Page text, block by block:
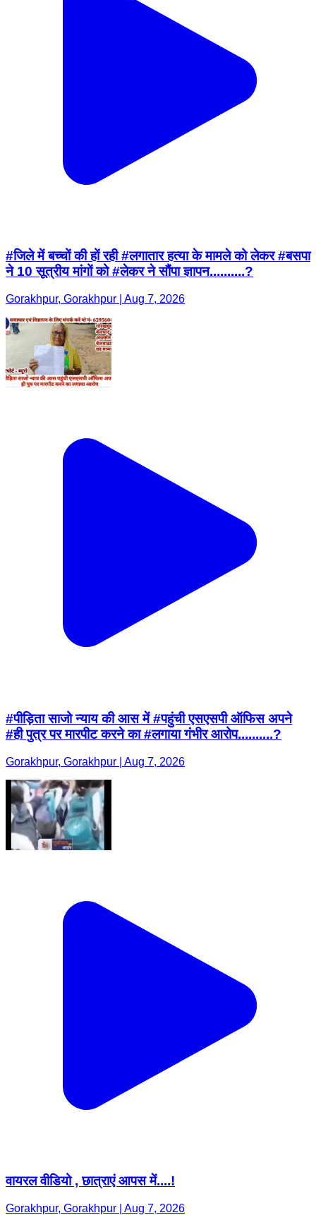
#जिले में बच्चों की हों रही #लगातार हत्या के मामले को लेकर #बसपा
ने 10 सूत्रीय मांगों को #लेकर ने सौंपा ज्ञापन..........?
Gorakhpur, Gorakhpur | Aug 7, 2026
#पीड़िता साजो न्याय की आस में #पहुंची एसएसपी ऑफिस अपने
#ही पुत्र पर मारपीट करने का #लगाया गंभीर आरोप..........?
Gorakhpur, Gorakhpur | Aug 7, 2026
वायरल वीडियो , छात्राएं आपस में....!
Gorakhpur, Gorakhpur | Aug 7, 2026